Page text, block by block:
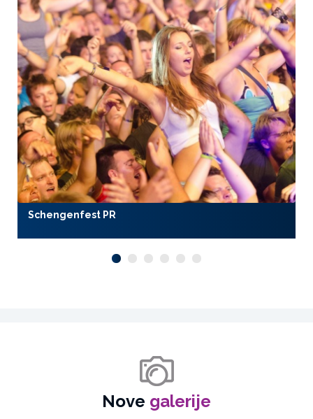
Schengenfest PR
Nove galerije